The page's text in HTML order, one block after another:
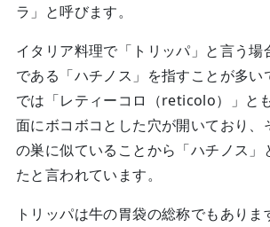
ラ」と呼びます。
イタリア料理で「トリッパ」と言う場
である「ハチノス」を指すことが多い
では「レティーコロ（reticolo）」と
面にボコボコとした穴が開いており、
の巣に似ていることから「ハチノス」
たと言われています。
トリッパは牛の胃袋の総称でもありま